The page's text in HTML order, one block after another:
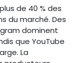
de 40 % des
du marché. Des
dominent
que YouTube
La